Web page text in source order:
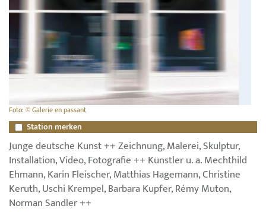
Foto: © Galerie en passant
Station merken
Junge deutsche Kunst ++ Zeichnung, Malerei, Skulptur,
Installation, Video, Fotografie ++ Künstler u. a. Mechthild
Ehmann, Karin Fleischer, Matthias Hagemann, Christine
Keruth, Uschi Krempel, Barbara Kupfer, Rémy Muton,
Norman Sandler ++